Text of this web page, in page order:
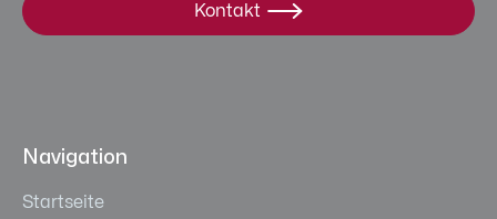
Kontakt 
Navigation
Startseite